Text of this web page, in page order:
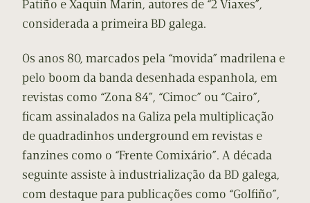
Patiño e Xaquin Marin, autores de “2 Viaxes”,
considerada a primeira BD galega.
Os anos 80, marcados pela “movida” madrilena e
pelo boom da banda desenhada espanhola, em
revistas como “Zona 84”, “Cimoc” ou “Cairo”,
ficam assinalados na Galiza pela multiplicação
de quadradinhos underground em revistas e
fanzines como o “Frente Comixário”. A década
seguinte assiste à industrialização da BD galega,
com destaque para publicações como “Golfiño”,